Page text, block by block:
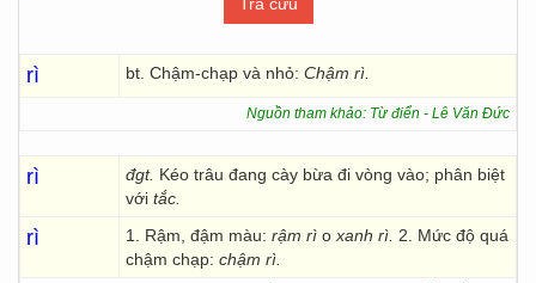
rì bt. Chậm-chạp và nhỏ: Chậm rì.
Nguồn tham khảo: Từ điển - Lê Văn Đức
rì đgt. Kéo trâu đang cày bừa đi vòng vào; phân biệt
với tắc.
rì 1. Rậm, đậm màu: rậm rì o xanh rì. 2. Mức độ quá
chậm chạp: chậm rì.